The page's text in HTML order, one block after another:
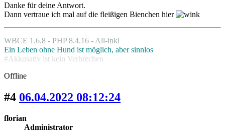
Danke für deine Antwort.
Dann vertraue ich mal auf die fleißigen Bienchen hier
WBCE 1.6.8 - PHP 8.4.16 - All-inkl
Ein Leben ohne Hund ist möglich, aber sinnlos
#Akkusativ ist kein Verbrechen
Offline
#4 06.04.2022 08:12:24
florian
Administrator